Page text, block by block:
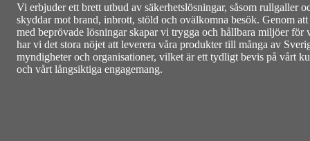
Vi erbjuder ett brett utbud av säkerhetslösningar, såsom rullgaller
skyddar mot brand, inbrott, stöld och ovälkomna besök. Genom
med beprövade lösningar skapar vi trygga och hållbara miljöer för
har vi det stora nöjet att leverera våra produkter till många av
myndigheter och organisationer, vilket är ett tydligt bevis på vårt
och vårt långsiktiga engagemang.